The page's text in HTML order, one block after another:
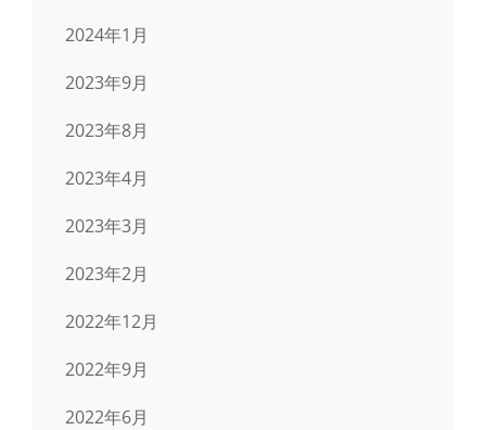
2024年1月
2023年9月
2023年8月
2023年4月
2023年3月
2023年2月
2022年12月
2022年9月
2022年6月